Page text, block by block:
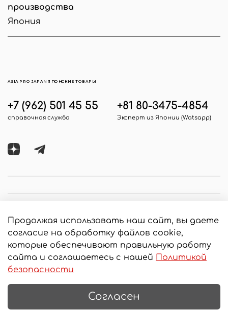
производства
Япония
+7 (962) 501 45 55
справочная служба
+81 80-3475-4854
Эксперт из Японии (Watsapp)
ASIA PRO JAPAN ЯПОНСКИЕ ТОВАРЫ
© 2020 Любое использование контента без
письменного разрешения запрещено
Интернет-магазин создан на InSales
Продолжая использовать наш сайт, вы даете
согласие на обработку файлов cookie,
которые обеспечивают правильную работу
сайта и соглашаетесь с нашей Политикой
безопасности
Согласен